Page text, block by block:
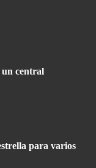
un central
para varios